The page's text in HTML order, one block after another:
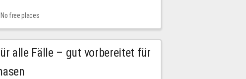
No free places
alle Fälle – gut vorbereitet für